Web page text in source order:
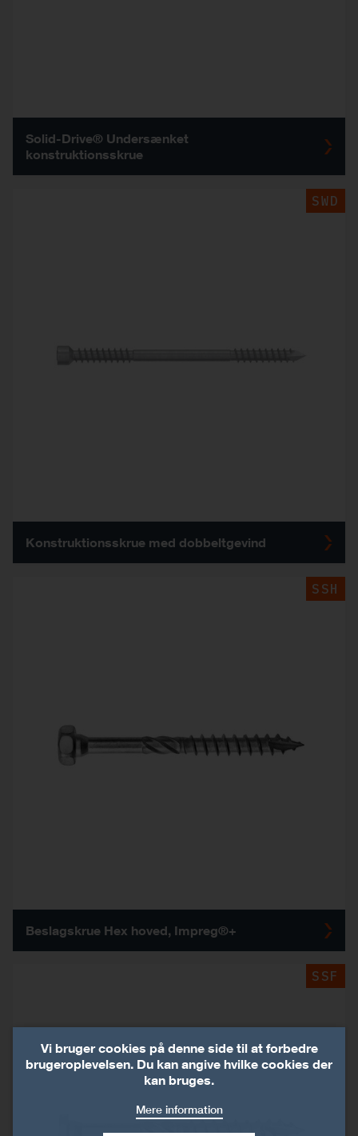
Solid-Drive® Undersænket
konstruktionsskrue
SWD
Konstruktionsskrue med dobbeltgevind
SSH
Beslagskrue Hex hoved, Impreg®+
SSF
Vi bruger cookies på denne side til at forbedre
brugeroplevelsen. Du kan angive hvilke cookies der
kan bruges.
Mere information